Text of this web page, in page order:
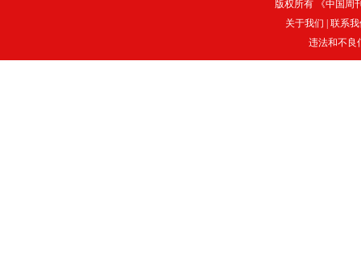
版权所有 《中国周
关于我们
联系
违法和不良